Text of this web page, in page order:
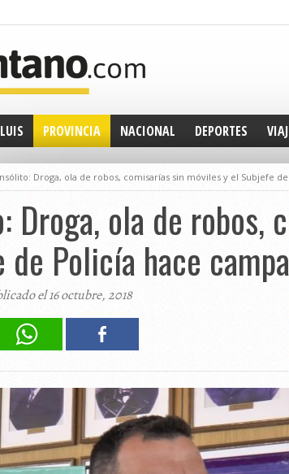
PROVINCIA NACIONAL DEPORTES
Droga, ola de robos, comisarías sin móviles y el Subjefe
Droga, ola de robos,
de Policía hace
el 16 octubre, 2018